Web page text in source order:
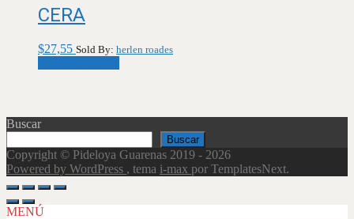
CERA
$27,55 Sold By: herlen roades
Buscar
Buscar
Copyright © Pideloya Guarenas 2019 - 2026
Powered by WordPress , tema i-max por TemplatesNext.
Scroll
Up
MENÚ